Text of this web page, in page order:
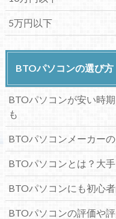
5万円以下
BTOパソコンの選び方
BTOパソコンが安い時
も
BTOパソコンメーカー
BTOパソコンとは？大
BTOパソコンにも初心
BTOパソコンの評価や